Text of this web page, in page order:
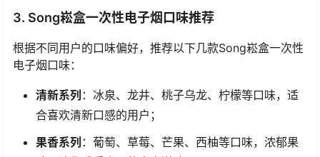
3. Song崧盒一次性电子烟口味推荐
根据不同用户的口味偏好，推荐以下几款Song崧盒一次性
电子烟口味：
清新系列 ：冰泉、龙井、桃子乌龙、柠檬等口味，适
合喜欢清新口感的用户；
果香系列 ：葡萄、草莓、芒果、西柚等口味，浓郁果